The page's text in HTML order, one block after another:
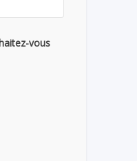
vous